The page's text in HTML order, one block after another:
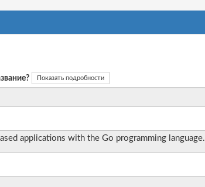
Показать подробности
applications with the Go programming language.